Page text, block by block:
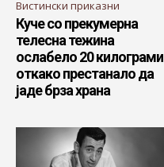
Вистински приказни
Куче со прекумерна
телесна тежина
ослабело 20 килограми
откако престанало да
јаде брза храна